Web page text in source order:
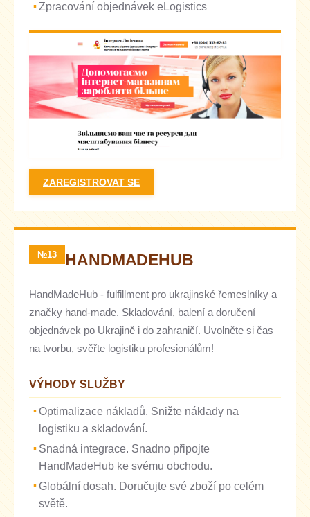
Zpracování objednávek eLogistics
ZAREGISTROVAT SE
№13 HANDMADEHUB
HandMadeHub - fulfillment pro ukrajinské řemeslníky a
značky hand-made. Skladování, balení a doručení
objednávek po Ukrajině i do zahraničí. Uvolněte si čas
na tvorbu, svěřte logistiku profesionálům!
VÝHODY SLUŽBY
Optimalizace nákladů. Snižte náklady na
logistiku a skladování.
Snadná integrace. Snadno připojte
HandMadeHub ke svému obchodu.
Globální dosah. Doručujte své zboží po celém
světě.